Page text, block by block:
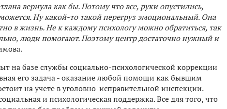
вернула как бы. Потому что все, руки опустились,
Ну какой-то такой перегруз эмоциональный. Она
в жизнь. Не к каждому психологу можно обратиться, так
люди помогают. Поэтому центр достаточно нужный и
на базе службы социально-психологической коррекции
его задача - оказание любой помощи как бывшим
на учете в уголовно-исправительной инспекции.
и психологическая поддержка. Все для того, что